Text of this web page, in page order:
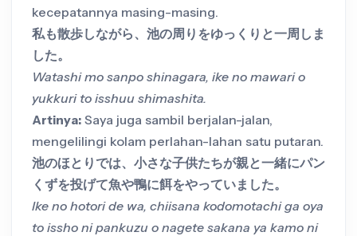
kecepatannya masing-masing.
私も散歩しながら、池の周りをゆっくりと一周しま
した。
Watashi mo sanpo shinagara, ike no mawari o
yukkuri to isshuu shimashita.
Artinya: Saya juga sambil berjalan-jalan,
mengelilingi kolam perlahan-lahan satu putaran.
池のほとりでは、小さな子供たちが親と一緒にパン
くずを投げて魚や鴨に餌をやっていました。
Ike no hotori de wa, chiisana kodomotachi ga oya
to issho ni pankuzu o nagete sakana ya kamo ni